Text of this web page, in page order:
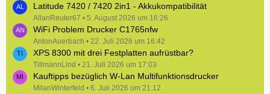
ä
g
e
e
i
t
r
ä
g
e
Latitude 7420 / 7420 2in1 - Akkukompatibilität
AllanReuter67 5. August 2026 um 16:26
WiFi Problem Drucker C1765nfw
AntonAuerbach 22. Juli 2026 um 16:42
XPS 8300 mit drei Festplatten aufrüstbar?
TillmannLind 21. Juli 2026 um 17:03
Kauftipps bezüglich W-Lan Multifunktionsdrucker
MilanWinterfeld 6. Juli 2026 um 21:12